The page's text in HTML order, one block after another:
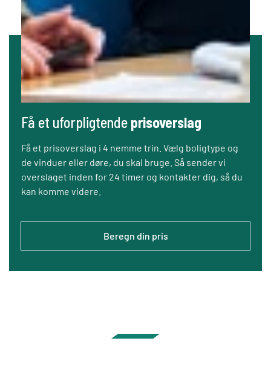
Få et uforpligtende prisoverslag
Få et prisoverslag i 4 nemme trin. Vælg boligtype og
de vinduer eller døre, du skal bruge. Så sender vi
overslaget inden for 24 timer og kontakter dig, så du
kan komme videre.
Beregn din pris